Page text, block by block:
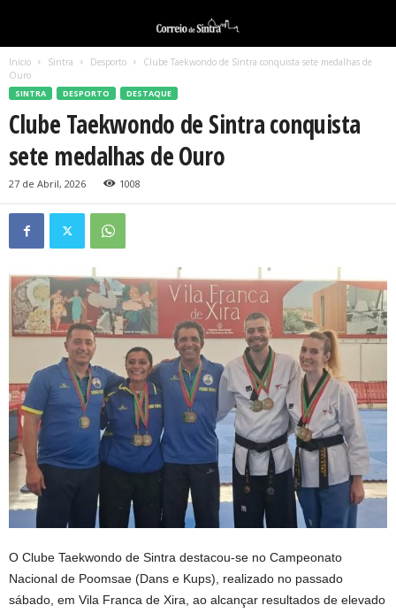
Início Sintra Desporto
Clube Taekwondo de Sintra conquista sete medalhas de
Ouro
SINTRA DESPORTO DESTAQUE
Clube Taekwondo de Sintra conquista
sete medalhas de Ouro
27 de Abril, 2026 1008
O Clube Taekwondo de Sintra destacou-se no Campeonato
Nacional de Poomsae (Dans e Kups), realizado no passado
sábado, em Vila Franca de Xira, ao alcançar resultados de elevado